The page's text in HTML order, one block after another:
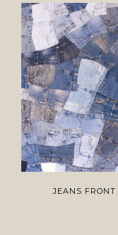
JEANS FRONT